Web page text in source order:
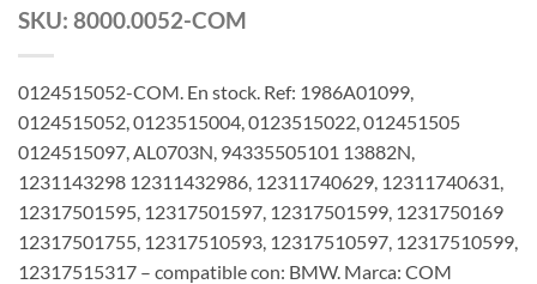
SKU: 8000.0052-COM
0124515052-COM. En stock. Ref: 1986A01099,
0124515052, 0123515004, 0123515022, 012451505
0124515097, AL0703N, 94335505101 13882N,
1231143298 12311432986, 12311740629, 12311740631,
12317501595, 12317501597, 12317501599, 1231750169
12317501755, 12317510593, 12317510597, 12317510599,
12317515317 – compatible con: BMW. Marca: COM